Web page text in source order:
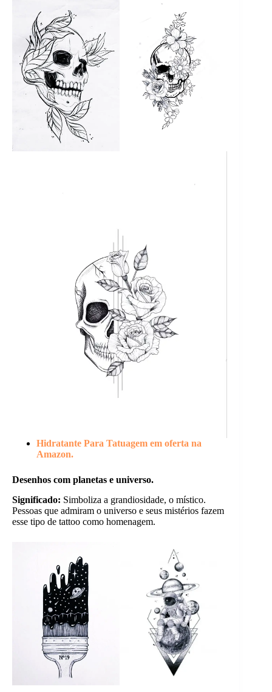
Hidratante Para Tatuagem em oferta na
Amazon.
Desenhos com planetas e universo.
Significado: Simboliza a grandiosidade, o místico.
Pessoas que admiram o universo e seus mistérios fazem
esse tipo de tattoo como homenagem.